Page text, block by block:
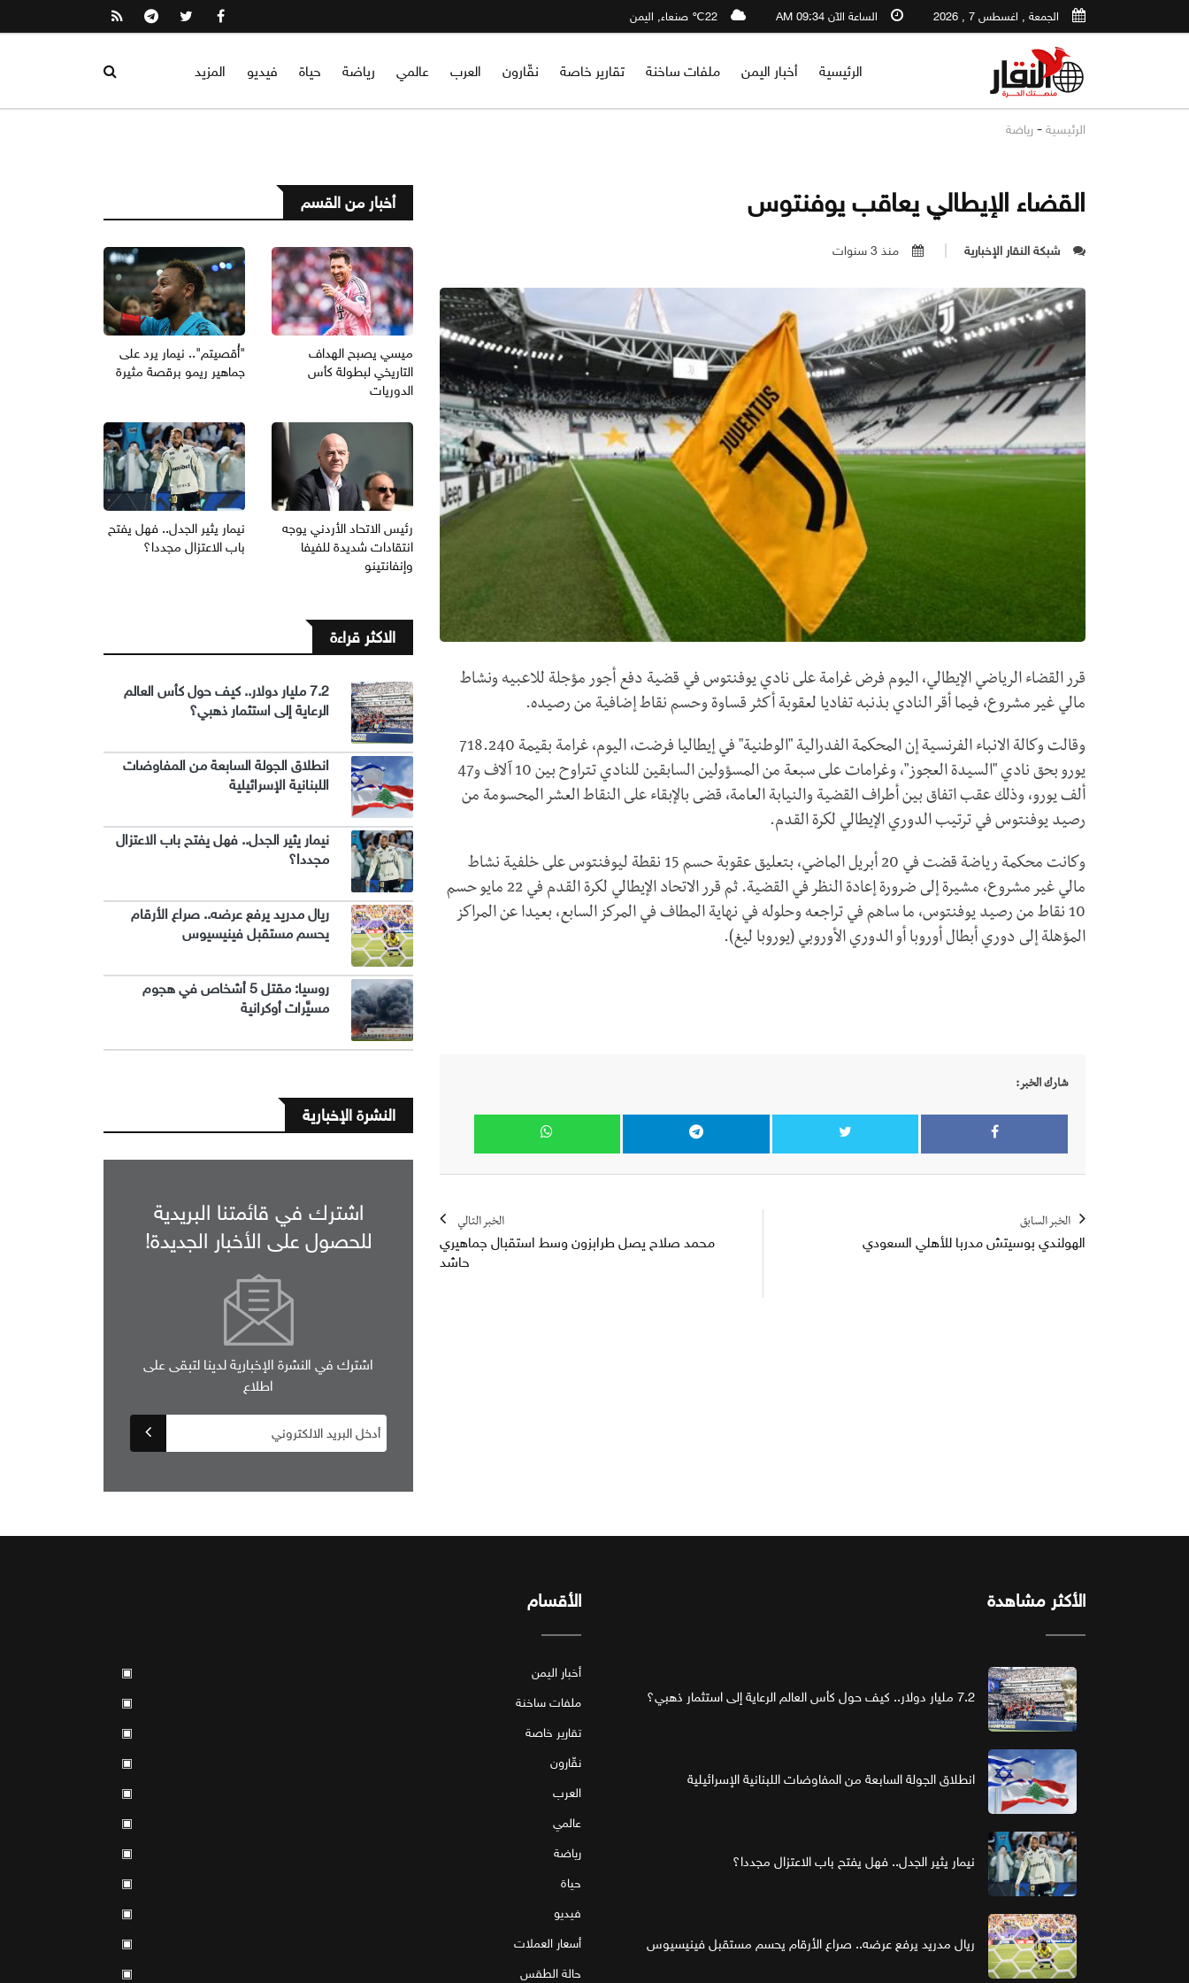
الجمعة , اغسطس 7 , 2026 الساعة الآن 09:34 AM 22℃ صنعاء, اليمن
الرئيسية أخبار اليمن ملفات ساخنة تقارير خاصة نقّارون العرب عالمي رياضة حياة فيديو المزيد
الرئيسية - رياضة
القضاء الإيطالي يعاقب يوفنتوس
شبكة النقار الإخبارية منذ 3 سنوات
قرر القضاء الرياضي الإيطالي، اليوم فرض غرامة على نادي يوفنتوس في قضية دفع أجور مؤجلة للاعبيه ونشاط
مالي غير مشروع، فيما أقر النادي بذنبه تفاديا لعقوبة أكثر قساوة وحسم نقاط إضافية من رصيده.
وقالت وكالة الانباء الفرنسية إن المحكمة الفدرالية "الوطنية" في إيطاليا فرضت، اليوم، غرامة بقيمة 718.240
يورو بحق نادي "السيدة العجوز"، وغرامات على سبعة من المسؤولين السابقين للنادي تتراوح بين 10 آلاف و47
ألف يورو، وذلك عقب اتفاق بين أطراف القضية والنيابة العامة، قضى بالإبقاء على النقاط العشر المحسومة من
رصيد يوفنتوس في ترتيب الدوري الإيطالي لكرة القدم.
وكانت محكمة رياضة قضت في 20 أبريل الماضي، بتعليق عقوبة حسم 15 نقطة ليوفنتوس على خلفية نشاط
مالي غير مشروع، مشيرة إلى ضرورة إعادة النظر في القضية. ثم قرر الاتحاد الإيطالي لكرة القدم في 22 مايو حسم
10 نقاط من رصيد يوفنتوس، ما ساهم في تراجعه وحلوله في نهاية المطاف في المركز السابع، بعيدا عن المراكز
المؤهلة إلى دوري أبطال أوروبا أو الدوري الأوروبي (يوروبا ليغ).
شارك الخبر:
الخبر السابق
الهولندي بوسيتش مدربا للأهلي السعودي
الخبر التالي
محمد صلاح يصل طرابزون وسط استقبال جماهيري
حاشد
أخبار من القسم
ميسي يصبح الهداف
التاريخي لبطولة كأس
الدوريات
"أُقصيتم".. نيمار يرد على
جماهير ريمو برقصة مثيرة
رئيس الاتحاد الأردني يوجه
انتقادات شديدة للفيفا
وإنفانتينو
نيمار يثير الجدل.. فهل يفتح
باب الاعتزال مجددا؟
الاكثر قراءة
7.2 مليار دولار.. كيف حول كأس العالم
الرعاية إلى استثمار ذهبي؟
انطلاق الجولة السابعة من المفاوضات
اللبنانية الإسرائيلية
نيمار يثير الجدل.. فهل يفتح باب الاعتزال
مجددا؟
ريال مدريد يرفع عرضه.. صراع الأرقام
يحسم مستقبل فينيسيوس
روسيا: مقتل 5 أشخاص في هجوم
مسيَّرات أوكرانية
النشرة الإخبارية
اشترك في قائمتنا البريدية
للحصول على الأخبار الجديدة!
اشترك في النشرة الإخبارية لدينا لتبقى على
اطلاع
الأكثر مشاهدة
7.2 مليار دولار.. كيف حول كأس العالم الرعاية إلى استثمار ذهبي؟
انطلاق الجولة السابعة من المفاوضات اللبنانية الإسرائيلية
نيمار يثير الجدل.. فهل يفتح باب الاعتزال مجددا؟
ريال مدريد يرفع عرضه.. صراع الأرقام يحسم مستقبل فينيسيوس
الأقسام
أخبار اليمن
▣
ملفات ساخنة
▣
تقارير خاصة
▣
نقّارون
▣
العرب
▣
عالمي
▣
رياضة
▣
حياة
▣
فيديو
▣
أسعار العملات
▣
حالة الطقس
▣